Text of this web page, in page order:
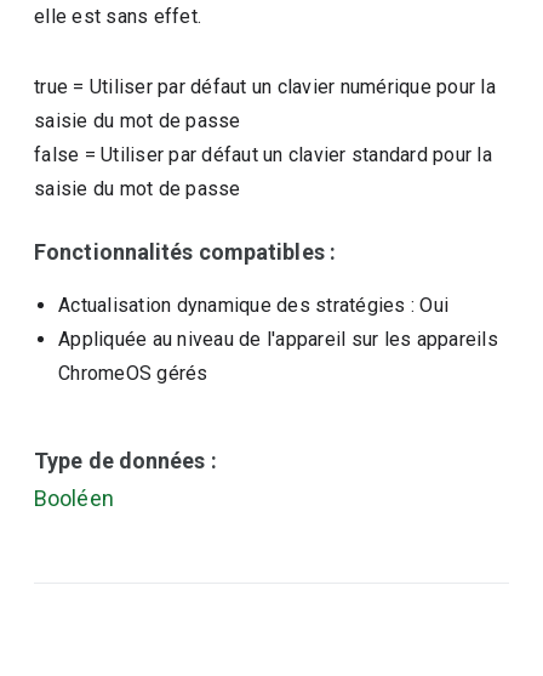
elle est sans effet.
true = Utiliser par défaut un clavier numérique pour la
saisie du mot de passe
false =Utiliser par défaut un clavier standard pour la
saisie du mot de passe
Fonctionnalités compatibles :
Actualisation dynamique des stratégies : Oui
Appliquée au niveau de l'appareil sur les appareils
ChromeOS gérés
Type de données :
Booléen